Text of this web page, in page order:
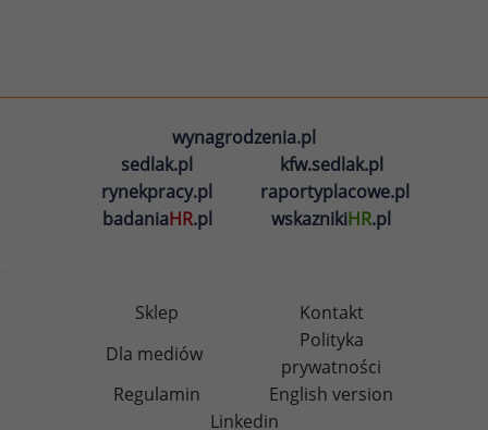
wynagrodzenia.pl
sedlak.pl
kfw.sedlak.pl
rynekpracy.pl
raportyplacowe.pl
badaniaHR.pl wskaznikiHR.pl
Sklep
Kontakt
Dla mediów
Polityka
prywatności
Regulamin
English version
Linkedin